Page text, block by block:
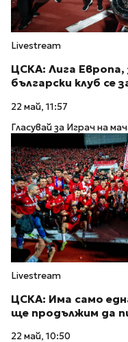
Livestream
ЦСКА: Лига
български клуб се
22 май, 11:57
Гласувай за Играч на
Livestream
ЦСКА: Има само
ще продължим да
22 май, 10:50